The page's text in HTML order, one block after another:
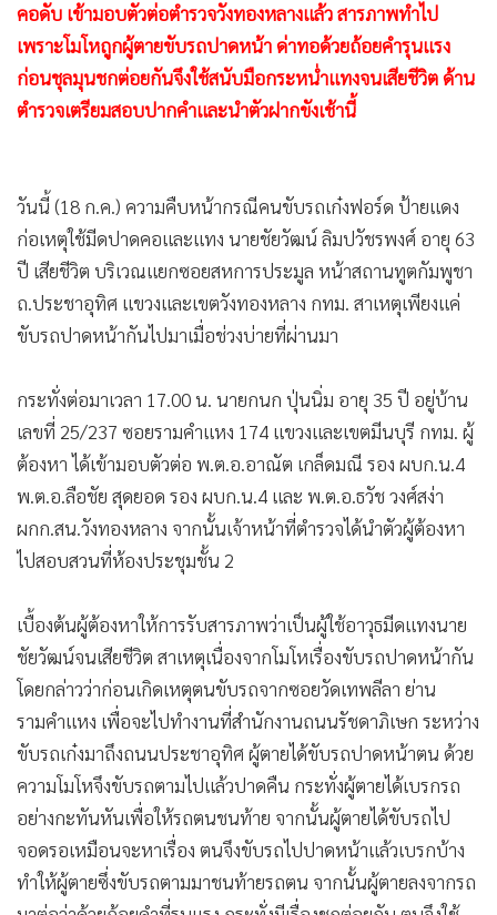
• ต่างประเทศ
• Special Scoop
• เศรษฐกิจ-ธุรกิจ
• จีน
•
อาชญากรรม
Motoring
•
เกม
• วิทยาศาสตร์
• SMEs
• อินโดจีน
• กองทุนรวม
• Celeb Online
• Factcheck
• ญี่ปุ่น
• News1
Gotomanager
คอดับ เข้ามอบตัวต่อตำรวจวังทองหลางแล้ว สารภาพทำไป
เพราะโมโหถูกผู้ตายขับรถปาดหน้า ด่าทอด้วยถ้อยคำรุนแรง
ก่อนชุลมุนชกต่อยกันจึงใช้สนับมือกระหน่ำแทงจนเสียชีวิต ด้าน
ตำรวจเตรียมสอบปากคำและนำตัวฝากขังเช้านี้
วันนี้ (18 ก.ค.) ความคืบหน้ากรณีคนขับรถเก๋งฟอร์ด ป้ายแดง
ก่อเหตุใช้มีดปาดคอและแทง นายชัยวัฒน์ ลิมปวัชรพงศ์ อายุ 63
ปี เสียชีวิต บริเวณแยกซอยสหการประมูล หน้าสถานทูตกัมพูชา
ถ.ประชาอุทิศ แขวงและเขตวังทองหลาง กทม. สาเหตุเพียงแค่
ขับรถปาดหน้ากันไปมาเมื่อช่วงบ่ายที่ผ่านมา
กระทั่งต่อมาเวลา 17.00 น. นายกนก ปุ่นนิ่ม อายุ 35 ปี อยู่บ้าน
เลขที่ 25/237 ซอยรามคำแหง 174 แขวงและเขตมีนบุรี กทม. ผู้
ต้องหา ได้เข้ามอบตัวต่อ พ.ต.อ.อาณัต เกล็ดมณี รอง ผบก.น.4
พ.ต.อ.ลือชัย สุดยอด รอง ผบก.น.4 และ พ.ต.อ.ธวัช วงศ์สง่า
ผกก.สน.วังทองหลาง จากนั้นเจ้าหน้าที่ตำรวจได้นำตัวผู้ต้องหา
ไปสอบสวนที่ห้องประชุมชั้น 2
เบื้องต้นผู้ต้องหาให้การรับสารภาพว่าเป็นผู้ใช้อาวุธมีดแทงนาย
ชัยวัฒน์จนเสียชีวิต สาเหตุเนื่องจากโมโหเรื่องขับรถปาดหน้ากัน
โดยกล่าวว่าก่อนเกิดเหตุตนขับรถจากซอยวัดเทพลีลา ย่าน
รามคำแหง เพื่อจะไปทำงานที่สำนักงานถนนรัชดาภิเษก ระหว่าง
ขับรถเก๋งมาถึงถนนประชาอุทิศ ผู้ตายได้ขับรถปาดหน้าตน ด้วย
ความโมโหจึงขับรถตามไปแล้วปาดคืน กระทั่งผู้ตายได้เบรกรถ
อย่างกะทันหันเพื่อให้รถตนชนท้าย จากนั้นผู้ตายได้ขับรถไป
จอดรอเหมือนจะหาเรื่อง ตนจึงขับรถไปปาดหน้าแล้วเบรกบ้าง
ทำให้ผู้ตายซึ่งขับรถตามมาชนท้ายรถตน จากนั้นผู้ตายลงจากรถ